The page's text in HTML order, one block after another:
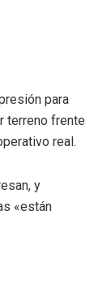
para
terreno frente
real.
y
«están